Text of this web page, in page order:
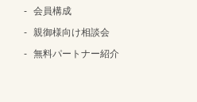
会員構成
親御様向け相談会
無料パートナー紹介